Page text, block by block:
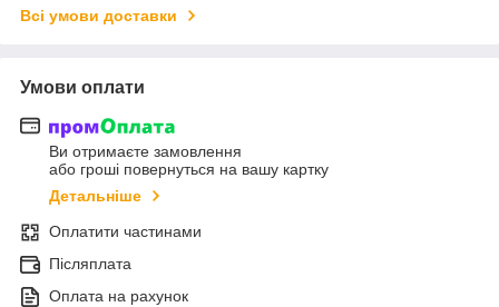
Всі умови доставки
Умови оплати
Ви отримаєте замовлення
або гроші повернуться на вашу картку
Детальніше
Оплатити частинами
Післяплата
Оплата на рахунок